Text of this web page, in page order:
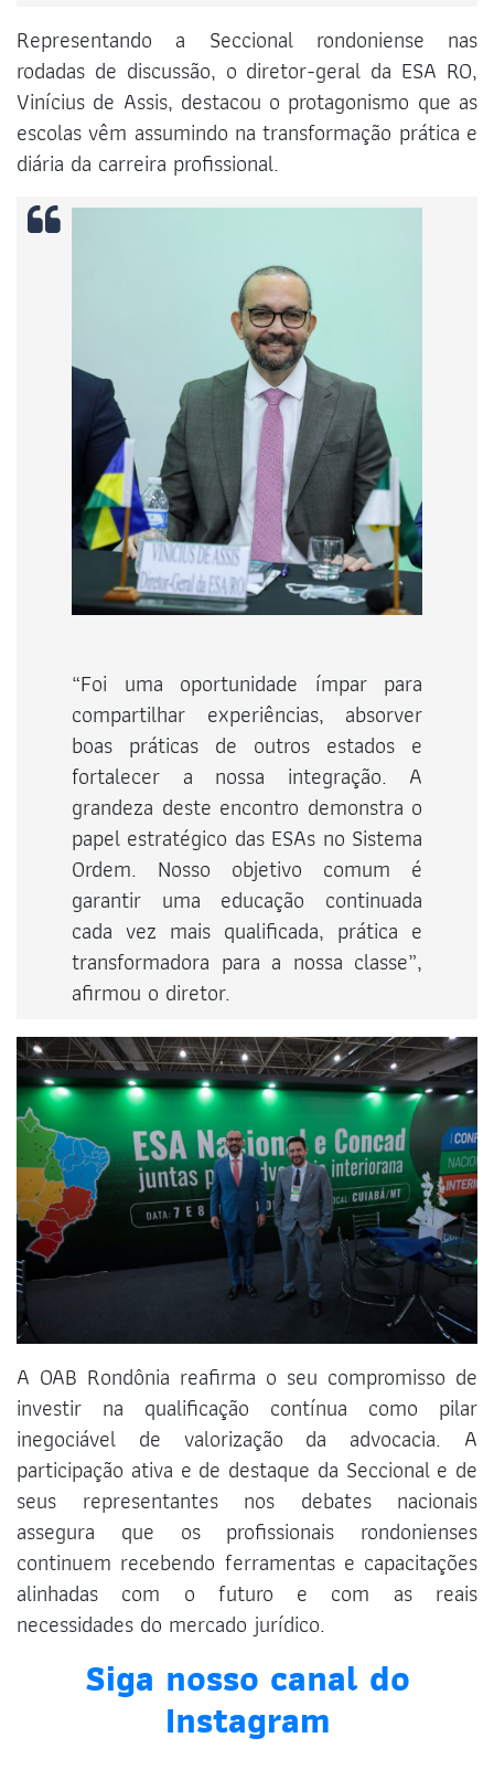
Representando a Seccional rondoniense nas
rodadas de discussão, o diretor-geral da ESA RO,
Vinícius de Assis, destacou o protagonismo que as
escolas vêm assumindo na transformação prática e
diária da carreira profissional.
“Foi uma oportunidade ímpar para
compartilhar experiências, absorver
boas práticas de outros estados e
fortalecer a nossa integração. A
grandeza deste encontro demonstra o
papel estratégico das ESAs no Sistema
Ordem. Nosso objetivo comum é
garantir uma educação continuada
cada vez mais qualificada, prática e
transformadora para a nossa classe”,
afirmou o diretor.
A OAB Rondônia reafirma o seu compromisso de
investir na qualificação contínua como pilar
inegociável de valorização da advocacia. A
participação ativa e de destaque da Seccional e de
seus representantes nos debates nacionais
assegura que os profissionais rondonienses
continuem recebendo ferramentas e capacitações
alinhadas com o futuro e com as reais
necessidades do mercado jurídico.
Siga nosso canal do
Instagram